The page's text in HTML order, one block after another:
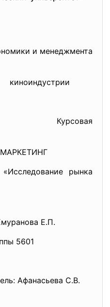
и менеджмента
рынка
Е.П.
5601
С.В.